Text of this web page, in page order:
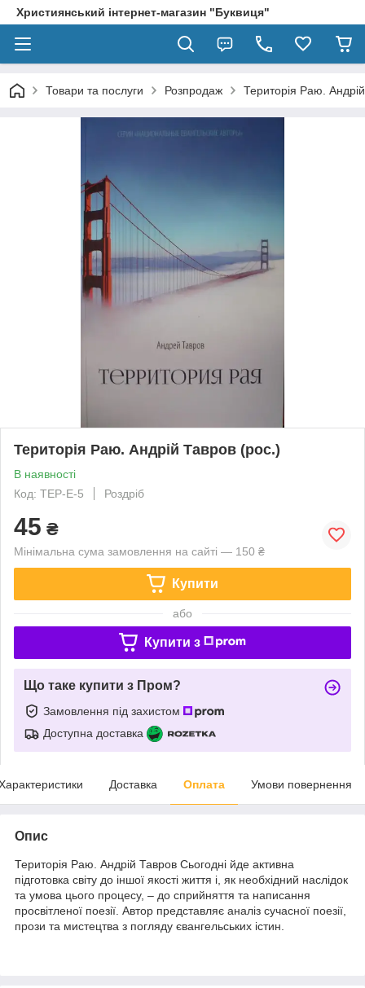
Християнський інтернет-магазин "Буквиця"
Товари та послуги Розпродаж Територія Раю.
Територія Раю. Андрій Тавров (рос.)
В наявності
Код: ТЕР-Е-5
Роздріб
45 ₴
Мінімальна сума замовлення на сайті — 150 ₴
Купити
або
Купити з
Що таке купити з Пром?
Замовлення під захистом
Доступна доставка
Доставка Оплата Умови повернення
Опис
Територія Раю. Андрій Тавров Сьогодні йде активна
підготовка світу до іншої якості життя і, як необхідний наслідок
та умова цього процесу, – до сприйняття та написання
просвітленої поезії. Автор представляє аналіз сучасної поезії,
прози та мистецтва з погляду євангельських істин.